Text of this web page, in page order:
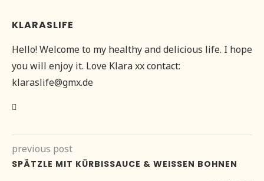
KLARASLIFE
Hello! Welcome to my healthy and delicious life. I hope
you will enjoy it. Love Klara xx contact:
klaraslife@gmx.de
previous post
SPÄTZLE MIT KÜRBISSAUCE & WEISSEN BOHNEN